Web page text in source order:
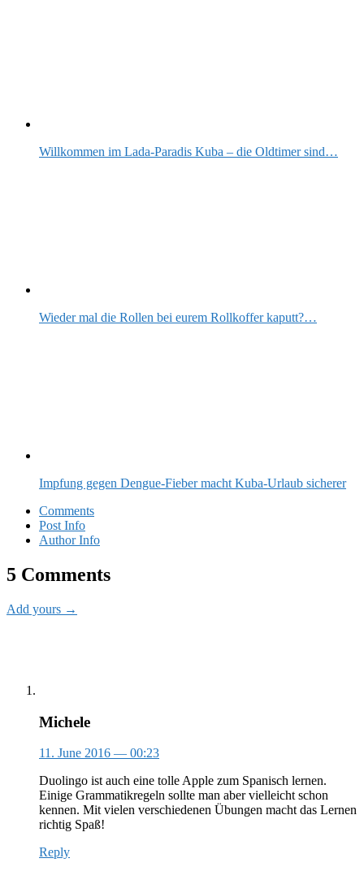
Willkommen im Lada-Paradis Kuba – die Oldtimer sind…
Wieder mal die Rollen bei eurem Rollkoffer kaputt?…
Impfung gegen Dengue-Fieber macht Kuba-Urlaub sicherer
Comments
Post Info
Author Info
5 Comments
Add yours →
Michele
11. June 2016 — 00:23
Duolingo ist auch eine tolle Apple zum Spanisch lernen.
Einige Grammatikregeln sollte man aber vielleicht schon
kennen. Mit vielen verschiedenen Übungen macht das Lernen
richtig Spaß!
Reply